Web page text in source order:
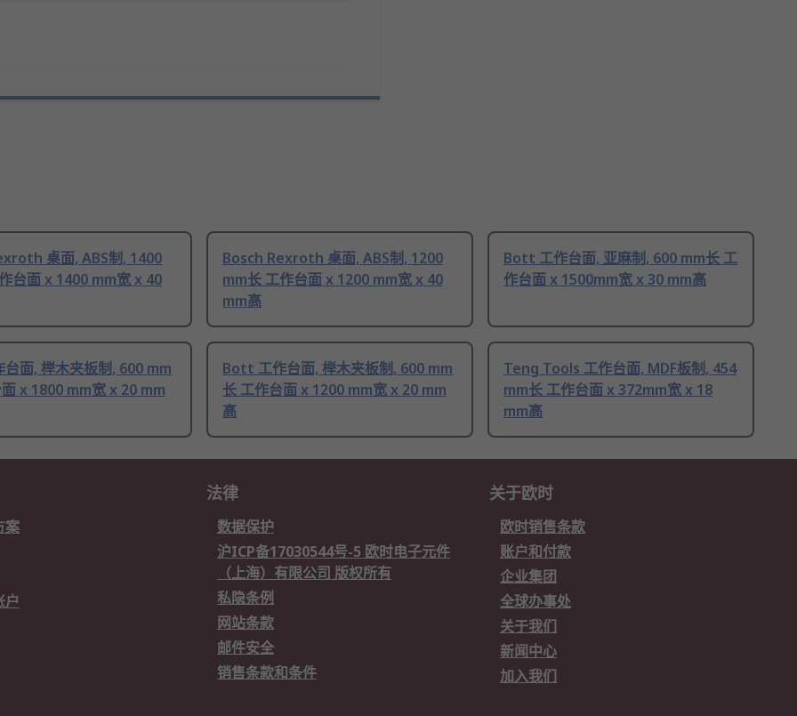
桌面, ABS制, 1400
台面 x 1400 mm宽 x 40
Bosch Rexroth 桌面, ABS制, 1200
mm长 工作台面 x 1200 mm宽 x 40
mm高
Bott 工作台面, 亚麻制, 600 mm长 工
作台面 x 1500mm宽 x 30 mm高
面, 榉木夹板制, 600 mm
x 1800 mm宽 x 20 mm
Bott 工作台面, 榉木夹板制, 600 mm
长 工作台面 x 1200 mm宽 x 20 mm
高
Teng Tools 工作台面, MDF板制, 454
mm长 工作台面 x 372mm宽 x 18
mm高
案
户
法律
数据保护
沪ICP备17030544号-5 欧时电子元件
（上海）有限公司 版权所有
私隐条例
网站条款
邮件安全
销售条款和条件
关于欧时
欧时销售条款
账户和付款
企业集团
全球办事处
关于我们
新闻中心
加入我们